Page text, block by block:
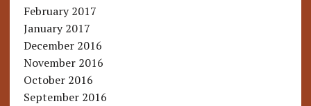
February 2017
January 2017
December 2016
November 2016
October 2016
September 2016